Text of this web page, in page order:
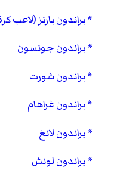
براندون بارنز (لاعب
براندون جونسون
براندون شورت
براندون غراهام
براندون لانغ
براندون لونش